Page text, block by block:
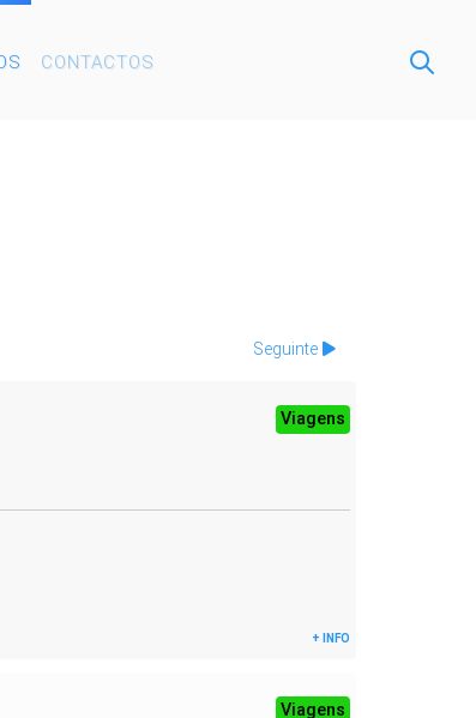
CONTACTOS
Seguinte
Viagens
+ INFO
Viagens